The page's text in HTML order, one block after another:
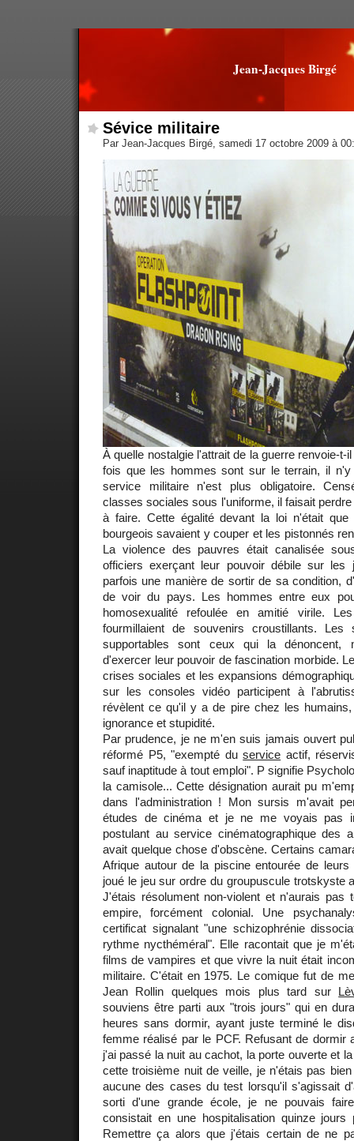
Jean-Jacques Birgé
Sévice militaire
Par Jean-Jacques Birgé, samedi 17 octobre 2009 à
À quelle nostalgie l'attrait de la guerre renvoie-t-
fois que les hommes sont sur le terrain, il n'y
service militaire n'est plus obligatoire.
classes sociales sous l'uniforme, il faisait
à faire. Cette égalité devant la loi n'était
bourgeois savaient y couper et les pistonnés
La violence des pauvres était canalisée
officiers exerçant leur pouvoir débile sur les
parfois une manière de sortir de sa condition,
de voir du pays. Les hommes entre eux
homosexualité refoulée en amitié virile.
fourmillaient de souvenirs croustillants.
supportables sont ceux qui la dénoncent,
d'exercer leur pouvoir de fascination morbide.
crises sociales et les expansions
sur les consoles vidéo participent à
révèlent ce qu'il y a de pire chez les humains,
ignorance et stupidité.
Par prudence, je ne m'en suis jamais ouvert
réformé P5, "exempté duservice actif,
sauf inaptitude à tout emploi". P signifie
la camisole... Cette désignation aurait pu
dans l'administration ! Mon sursis m'avait
études de cinéma et je ne me voyais pas
postulant au service cinématographique des
avait quelque chose d'obscène. Certains
Afrique autour de la piscine entourée de
joué le jeu sur ordre du groupuscule trotskyste
J'étais résolument non-violent et n'aurais pas
empire, forcément colonial. Une
certificat signalant "une schizophrénie
rythme nycthéméral". Elle racontait que je
films de vampires et que vivre la nuit était
militaire. C'était en 1975. Le comique fut de
Jean Rollin quelques mois plus tard sur
souviens être parti aux "trois jours" qui en
heures sans dormir, ayant juste terminé le
femme réalisé par le PCF. Refusant de dormir
j'ai passé la nuit au cachot, la porte ouverte et
cette troisième nuit de veille, je n'étais pas
aucune des cases du test lorsqu'il s'agissait
sorti d'une grande école, je ne pouvais
consistait en une hospitalisation quinze
Remettre ça alors que j'étais certain de ne